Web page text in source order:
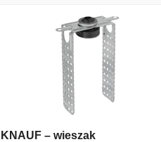
KNAUF – wieszak